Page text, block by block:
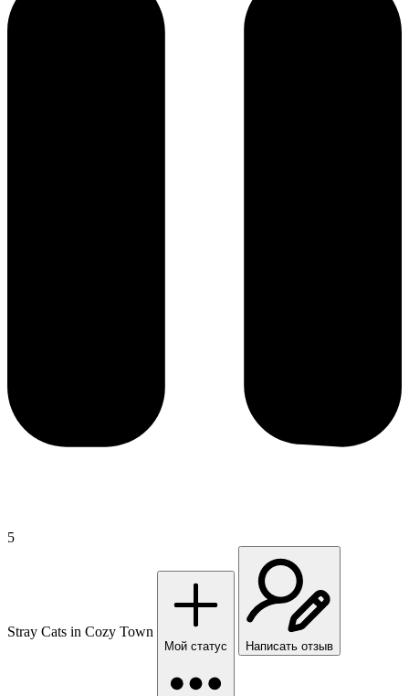
5
Stray Cats in Cozy Town
Мой статус Написать отзыв